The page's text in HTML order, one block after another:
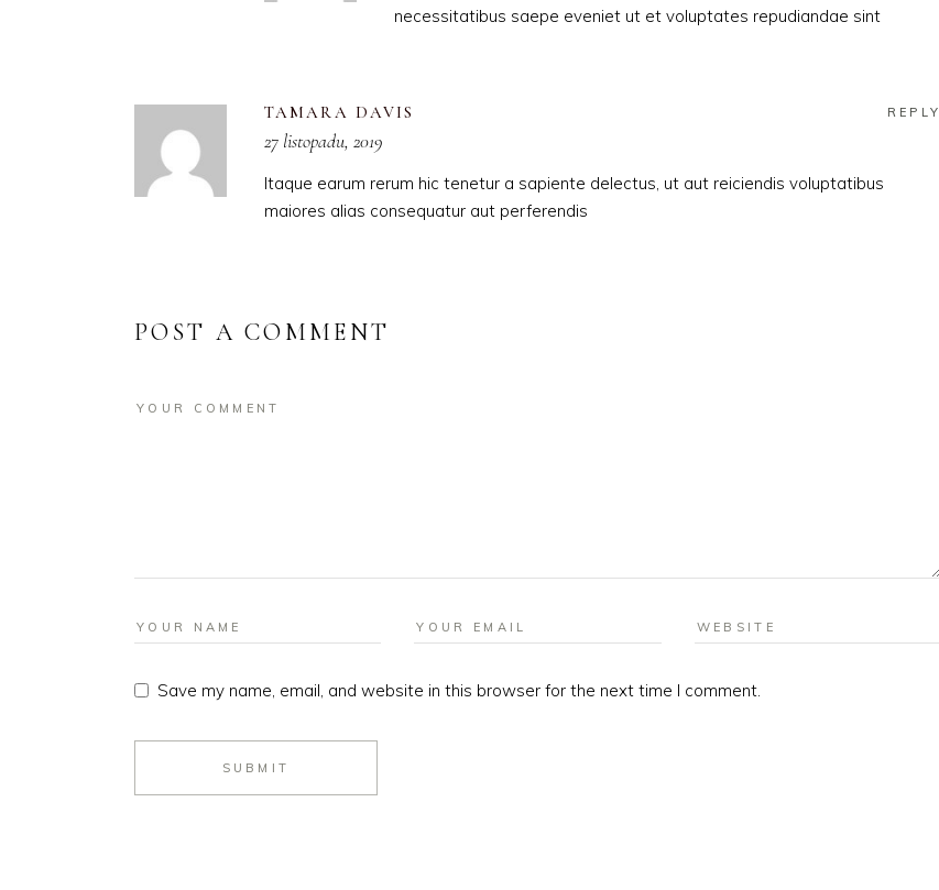
necessitatibus saepe eveniet ut et voluptates repudiandae sint
TAMARA DAVIS REPLY
27 listopadu, 2019
Itaque earum rerum hic tenetur a sapiente delectus, ut aut reiciendis voluptatibus
maiores alias consequatur aut perferendis
POST A COMMENT
Save my name, email, and website in this browser for the next time I comment.
SUBMIT